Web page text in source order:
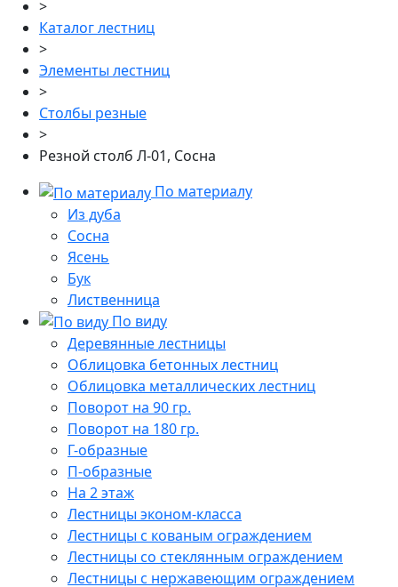
>
Каталог лестниц
>
Элементы лестниц
>
Столбы резные
>
Резной столб Л-01, Сосна
По материалу
Из дуба
Сосна
Ясень
Бук
Лиственница
По виду
Деревянные лестницы
Облицовка бетонных лестниц
Облицовка металлических лестниц
Поворот на 90 гр.
Поворот на 180 гр.
Г-образные
П-образные
На 2 этаж
Лестницы эконом-класса
Лестницы с кованым ограждением
Лестницы со стеклянным ограждением
Лестницы с нержавеющим ограждением